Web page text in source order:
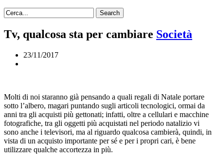
Tv, qualcosa sta per cambiare Società
23/11/2017
Molti di noi staranno già pensando a quali regali di Natale portare
sotto l’albero, magari puntando sugli articoli tecnologici, ormai da
anni tra gli acquisti più gettonati; infatti, oltre a cellulari e macchine
fotografiche, tra gli oggetti più acquistati nel periodo natalizio vi
sono anche i televisori, ma al riguardo qualcosa cambierà, quindi, in
vista di un acquisto importante per sé e per i propri cari, è bene
utilizzare qualche accortezza in più.